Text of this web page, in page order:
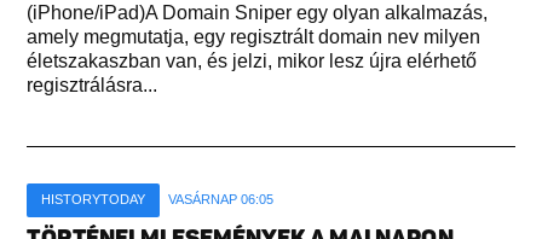
(iPhone/iPad)A Domain Sniper egy olyan alkalmazás,
amely megmutatja, egy regisztrált domain nev milyen
életszakaszban van, és jelzi, mikor lesz újra elérhető
regisztrálásra...
HISTORYTODAY VASÁRNAP 06:05